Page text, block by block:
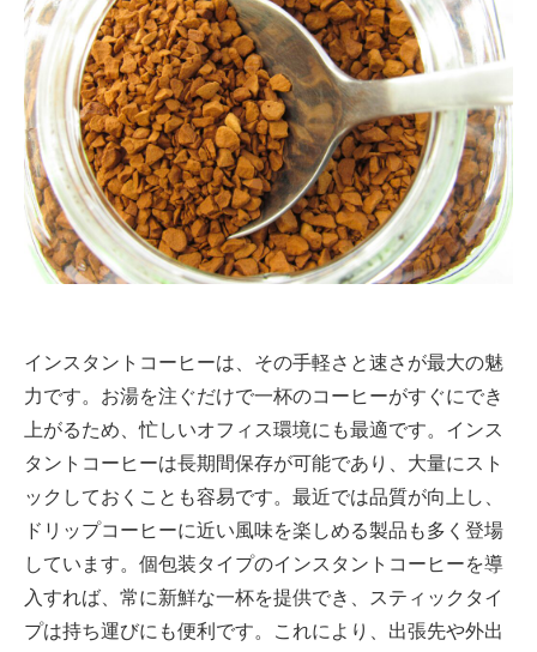
インスタントコーヒーは、その手軽さと速さが最大の魅
力です。お湯を注ぐだけで一杯のコーヒーがすぐにでき
上がるため、忙しいオフィス環境にも最適です。インス
タントコーヒーは長期間保存が可能であり、大量にスト
ックしておくことも容易です。最近では品質が向上し、
ドリップコーヒーに近い風味を楽しめる製品も多く登場
しています。個包装タイプのインスタントコーヒーを導
入すれば、常に新鮮な一杯を提供でき、スティックタイ
プは持ち運びにも便利です。これにより、出張先や外出